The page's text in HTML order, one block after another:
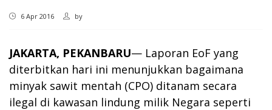
6 Apr 2016 by
JAKARTA, PEKANBARU— Laporan EoF yang
diterbitkan hari ini menunjukkan bagaimana
minyak sawit mentah (CPO) ditanam secara
ilegal di kawasan lindung milik Negara seperti